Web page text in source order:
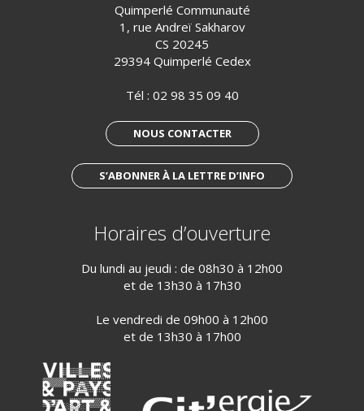
Quimperlé Communauté
1, rue Andreï Sakharov
CS 20245
29394 Quimperlé Cedex
Tél : 02 98 35 09 40
NOUS CONTACTER
S’ABONNER À LA LETTRE D’INFO
Horaires d’ouverture
Du lundi au jeudi : de 08h30 à 12h00
et de 13h30 à 17h30
Le vendredi de 09h00 à 12h00
et de 13h30 à 17h00